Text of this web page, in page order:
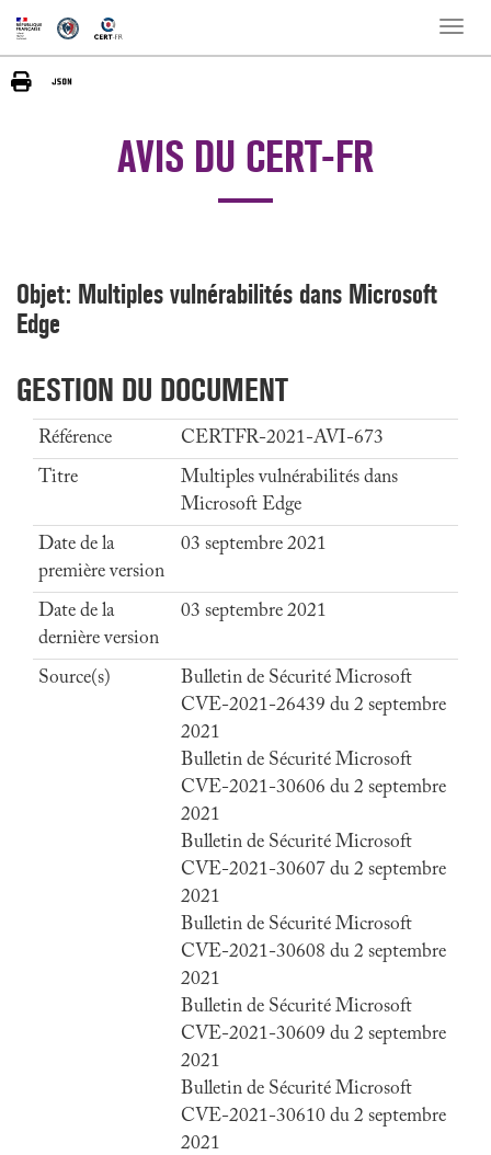
Toggle
AVIS DU CERT-FR
Objet: Multiples vulnérabilités dans Microsoft
Edge
GESTION DU DOCUMENT
Référence
CERTFR-2021-AVI-673
Titre
Multiples vulnérabilités dans
Microsoft Edge
Date de la
première version
03 septembre 2021
Date de la
dernière version
03 septembre 2021
Source(s)
Bulletin de Sécurité Microsoft
CVE-2021-26439 du 2 septembre
2021
Bulletin de Sécurité Microsoft
CVE-2021-30606 du 2 septembre
2021
Bulletin de Sécurité Microsoft
CVE-2021-30607 du 2 septembre
2021
Bulletin de Sécurité Microsoft
CVE-2021-30608 du 2 septembre
2021
Bulletin de Sécurité Microsoft
CVE-2021-30609 du 2 septembre
2021
Bulletin de Sécurité Microsoft
CVE-2021-30610 du 2 septembre
2021